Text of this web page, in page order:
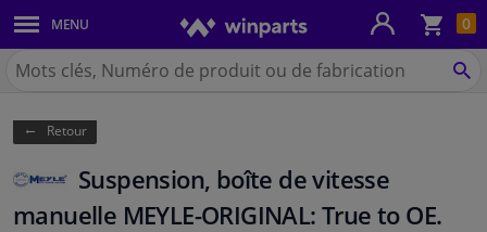
0
MENU
Carrosserie & tôles
Feux & ampoules
Freinage
Système d'échappement
Chercher
Winparts.be
Retour
Suspension, boîte de vitesse
manuelle MEYLE-ORIGINAL: True to OE.